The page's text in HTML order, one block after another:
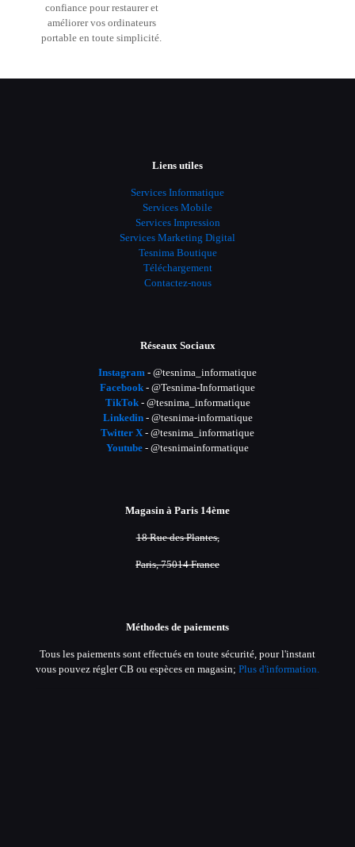
confiance pour restaurer et
améliorer vos ordinateurs
portable en toute simplicité.
Liens utiles
Services Informatique
Services Mobile
Services Impression
Services Marketing Digital
Tesnima Boutique
Téléchargement
Contactez-nous
Réseaux Sociaux
Instagram - @tesnima_informatique
Facebook - @Tesnima-Informatique
TikTok- @tesnima_informatique
Linkedin- @tesnima-informatique
Twitter X - @tesnima_informatique
Youtube - @tesnimainformatique
Magasin à Paris 14ème
18 Rue des Plantes,
Paris, 75014 France
Méthodes de paiements
Tous les paiements sont effectués en toute sécurité, pour l'instant
vous pouvez régler CB ou espèces en magasin; Plus d'information.